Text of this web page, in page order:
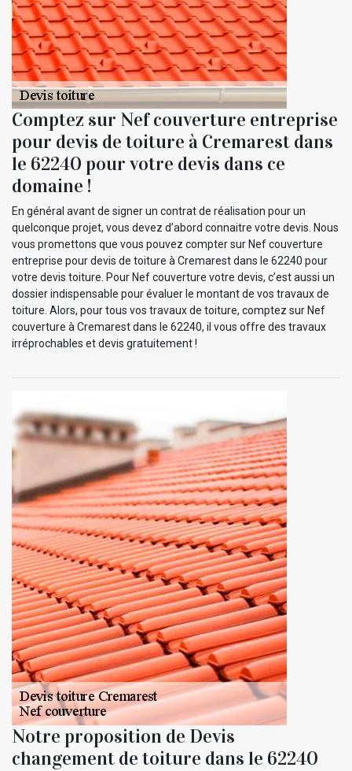
Comptez sur Nef couverture entreprise
pour devis de toiture à Cremarest dans
le 62240 pour votre devis dans ce
domaine !
En général avant de signer un contrat de réalisation pour un
quelconque projet, vous devez d’abord connaitre votre devis. Nous
vous promettons que vous pouvez compter sur Nef couverture
entreprise pour devis de toiture à Cremarest dans le 62240 pour
votre devis toiture. Pour Nef couverture votre devis, c’est aussi un
dossier indispensable pour évaluer le montant de vos travaux de
toiture. Alors, pour tous vos travaux de toiture, comptez sur Nef
couverture à Cremarest dans le 62240, il vous offre des travaux
irréprochables et devis gratuitement !
Notre proposition de Devis
changement de toiture dans le 62240